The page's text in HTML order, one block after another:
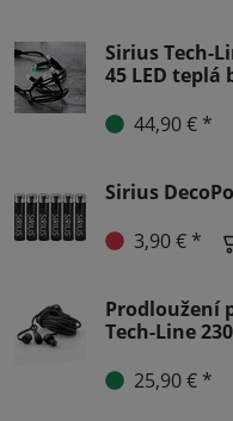
Sirius Tech-
45 LED teplá
44,90 € *
Sirius
3,90 € *
Prodloužení
Tech-Line
25,90 € *